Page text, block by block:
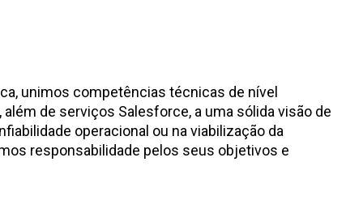
unimos competências técnicas de nível
de serviços Salesforce, a uma sólida visão de
operacional ou na viabilização da
responsabilidade pelos seus objetivos e